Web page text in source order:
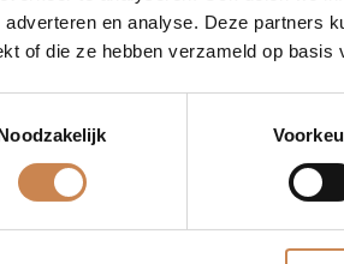
adverteren en analyse. Deze partners
of die ze hebben verzameld op basis
met HEV-lichtbescherming en een